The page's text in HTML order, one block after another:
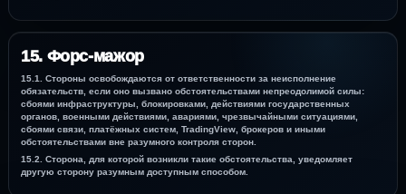
15. Форс-мажор
15.1. Стороны освобождаются от ответственности за неисполнение
обязательств, если оно вызвано обстоятельствами непреодолимой силы:
сбоями инфраструктуры, блокировками, действиями государственных
органов, военными действиями, авариями, чрезвычайными ситуациями,
сбоями связи, платёжных систем, TradingView, брокеров и иными
обстоятельствами вне разумного контроля сторон.
15.2. Сторона, для которой возникли такие обстоятельства, уведомляет
другую сторону разумным доступным способом.